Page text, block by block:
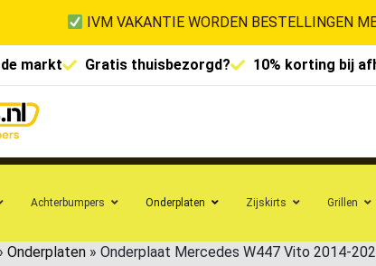
IVM VAKANTIE WORDEN BESTELLINGEN
markt Gratis thuisbezorgd? 10% korting bij
Achterbumpers Onderplaten Zijskirts Grillen
Onderplaten » Onderplaat Mercedes W447 Vito 2014-